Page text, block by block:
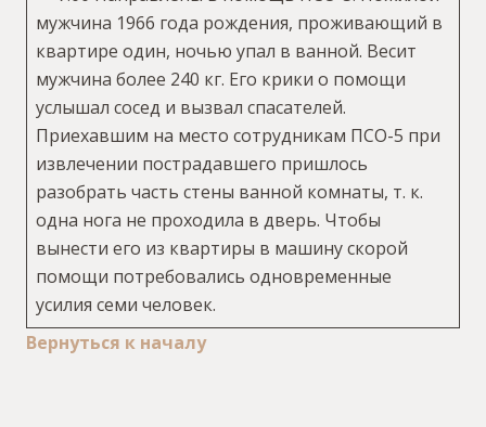
мужчина 1966 года рождения, проживающий в
квартире один, ночью упал в ванной. Весит
мужчина более 240 кг. Его крики о помощи
услышал сосед и вызвал спасателей.
Приехавшим на место сотрудникам ПСО-5 при
извлечении пострадавшего пришлось
разобрать часть стены ванной комнаты, т. к.
одна нога не проходила в дверь. Чтобы
вынести его из квартиры в машину скорой
помощи потребовались одновременные
усилия семи человек.
Вернуться к началу